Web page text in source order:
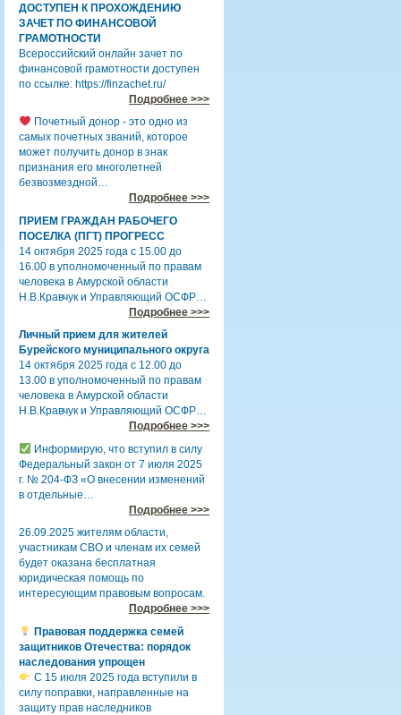
ДОСТУПЕН К ПРОХОЖДЕНИЮ
ЗАЧЕТ ПО ФИНАНСОВОЙ
ГРАМОТНОСТИ
Всероссийский онлайн зачет по
финансовой грамотности доступен
по ссылке: https://finzachet.ru/
Подробнее >>>
Почетный донор - это одно из
самых почетных званий, которое
может получить донор в знак
признания его многолетней
безвозмездной…
Подробнее >>>
ПРИЕМ ГРАЖДАН РАБОЧЕГО
ПОСЕЛКА (ПГТ) ПРОГРЕСС
14 октября 2025 года с 15.00 до
16.00 в уполномоченный по правам
человека в Амурской области
Н.В.Кравчук и Управляющий ОСФР…
Подробнее >>>
Личный прием для жителей
Бурейского муниципального округа
14 октября 2025 года с 12.00 до
13.00 в уполномоченный по правам
человека в Амурской области
Н.В.Кравчук и Управляющий ОСФР…
Подробнее >>>
Информирую, что вступил в силу
Федеральный закон от 7 июля 2025
г. № 204-ФЗ «О внесении изменений
в отдельные…
Подробнее >>>
26.09.2025 жителям области,
участникам СВО и членам их семей
будет оказана бесплатная
юридическая помощь по
интересующим правовым вопросам.
Подробнее >>>
Правовая поддержка семей
защитников Отечества: порядок
наследования упрощен
С 15 июля 2025 года вступили в
силу поправки, направленные на
защиту прав наследников